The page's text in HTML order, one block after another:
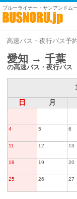
ブルーライナー・サンアンドム
高速バス・夜行バス予
愛知 → 千葉
の高速バス・夜行バス
日
月
4 5 6
11 12 13
18 19 20
25 26 27